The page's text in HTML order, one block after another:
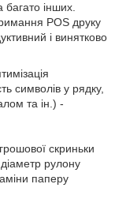
інших.
POS друку
і винятково
символів у рядку,
та ін.) -
скриньки
рулону
паперу